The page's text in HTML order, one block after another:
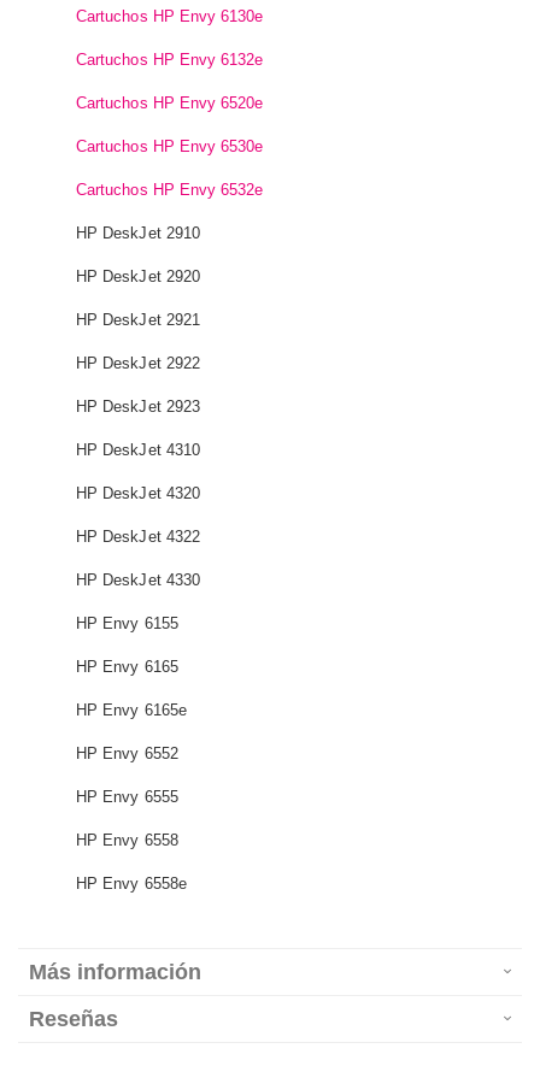
Cartuchos HP Envy 6130e
Cartuchos HP Envy 6132e
Cartuchos HP Envy 6520e
Cartuchos HP Envy 6530e
Cartuchos HP Envy 6532e
HP DeskJet 2910
HP DeskJet 2920
HP DeskJet 2921
HP DeskJet 2922
HP DeskJet 2923
HP DeskJet 4310
HP DeskJet 4320
HP DeskJet 4322
HP DeskJet 4330
HP Envy 6155
HP Envy 6165
HP Envy 6165e
HP Envy 6552
HP Envy 6555
HP Envy 6558
HP Envy 6558e
Más información
Reseñas